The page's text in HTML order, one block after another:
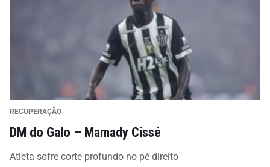
RECUPERAÇÃO
DM do Galo – Mamady Cissé
Atleta sofre corte profundo no pé direito